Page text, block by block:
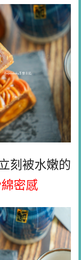
刻被水嫩的
密感